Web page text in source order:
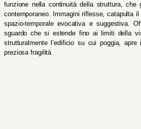
funzione nella continuità della struttura, che
contemporaneo. Immagini riflesse, catapulta
spazio-temporale evocativa e suggestiva.
sguardo che si estende fino ai limiti della
strutturalmente l’edificio su cui poggia,
preziosa fragilità